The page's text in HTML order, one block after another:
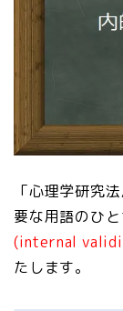
「心理学研究
要な用語のひ
(internal
たします。